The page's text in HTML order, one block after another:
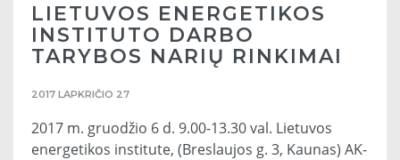
LIETUVOS ENERGETIKOS
INSTITUTO DARBO
TARYBOS NARIŲ RINKIMAI
2017 LAPKRIČIO 27
2017 m. gruodžio 6 d. 9.00-13.30 val. Lietuvos
energetikos institute, (Breslaujos g. 3, Kaunas) AK-